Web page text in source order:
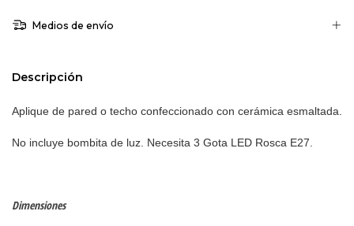
Medios de envío
Descripción
Aplique de pared o techo confeccionado con cerámica esmaltada.
No incluye bombita de luz. Necesita 3 Gota LED Rosca E27.
Dimensiones